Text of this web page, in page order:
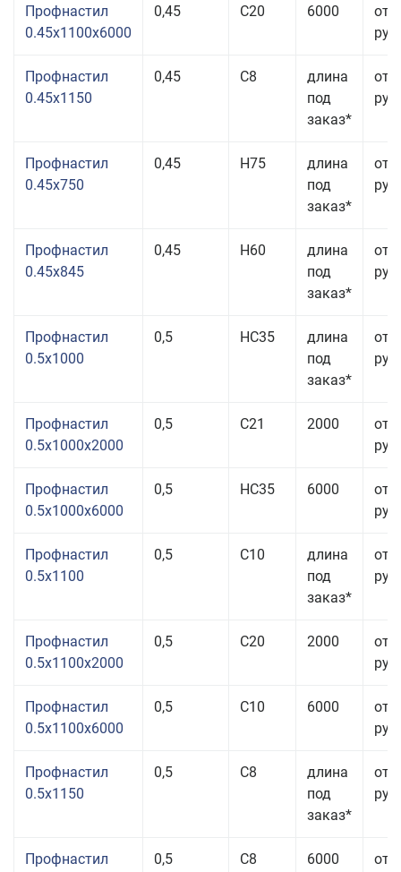
Профнастил
0.45x1100x6000
0,45 С20 6000
от
руб.
Профнастил
0.45x1150
0,45 С8
длина
под
заказ*
от
руб.
Профнастил
0.45x750
0,45 Н75
длина
под
заказ*
от
руб.
Профнастил
0.45x845
0,45 Н60
длина
под
заказ*
от
руб.
Профнастил
0.5x1000
0,5 НС35
длина
под
заказ*
от
руб.
Профнастил
0.5x1000x2000
0,5 С21 2000
от
руб.
Профнастил
0.5x1000x6000
0,5 НС35 6000
от
руб.
Профнастил
0.5x1100
0,5 С10
длина
под
заказ*
от
руб.
Профнастил
0.5x1100x2000
0,5 С20 2000
от
руб.
Профнастил
0.5x1100x6000
0,5 С10 6000
от
руб.
Профнастил
0.5x1150
0,5 С8
длина
под
заказ*
от
руб.
Профнастил 0,5 С8 6000 от